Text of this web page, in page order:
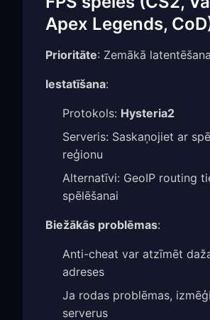
Apex Legends,
Prioritāte: Zemākā latentēšana
Iestatīšana:
Protokols: Hysteria2
Serveris: Saskaņojiet ar
reģionu
Alternatīvi: GeoIP routing
spēlēšanai
Biežākās problēmas:
Anti-cheat var atzīmēt
adreses
Ja rodas problēmas,
serverus